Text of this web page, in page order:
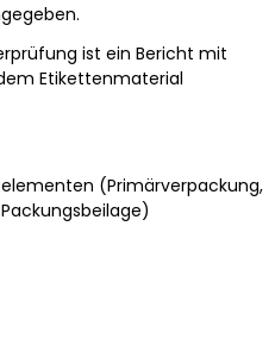
ist ein Bericht mit
Etikettenmaterial
(Primärverpackung,